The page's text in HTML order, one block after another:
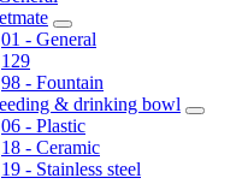
01 - General
129
98 - Fountain
& drinking bowl
06 - Plastic
18 - Ceramic
19 - Stainless steel